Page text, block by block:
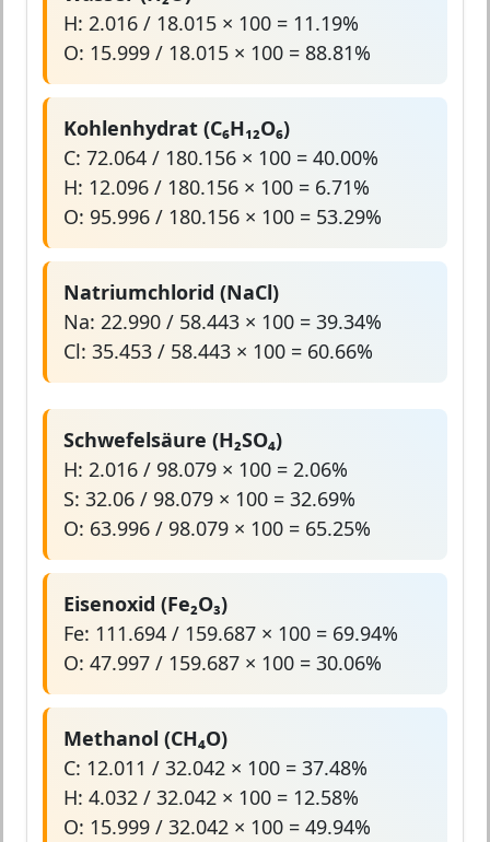
H: 2.016 / 18.015 × 100 = 11.19%
O: 15.999 / 18.015 × 100 = 88.81%
Kohlenhydrat (C₆H₁₂O₆)
C: 72.064 / 180.156 × 100 = 40.00%
H: 12.096 / 180.156 × 100 = 6.71%
O: 95.996 / 180.156 × 100 = 53.29%
Natriumchlorid (NaCl)
Na: 22.990 / 58.443 × 100 = 39.34%
Cl: 35.453 / 58.443 × 100 = 60.66%
Schwefelsäure (H₂SO₄)
H: 2.016 / 98.079 × 100 = 2.06%
S: 32.06 / 98.079 × 100 = 32.69%
O: 63.996 / 98.079 × 100 = 65.25%
Eisenoxid (Fe₂O₃)
Fe: 111.694 / 159.687 × 100 = 69.94%
O: 47.997 / 159.687 × 100 = 30.06%
Methanol (CH₄O)
C: 12.011 / 32.042 × 100 = 37.48%
H: 4.032 / 32.042 × 100 = 12.58%
O: 15.999 / 32.042 × 100 = 49.94%